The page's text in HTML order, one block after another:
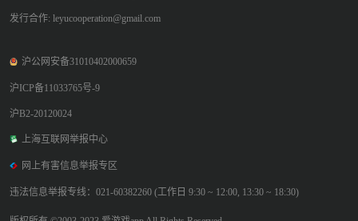
发行合作: leyucooperation@gmail.com
沪公网安备31010402000659
沪ICP备11033765号-9
沪B2-20120024
上海互联网举报中心
网上有害信息举报专区
违法信息举报专线：021-60382260 (工作日 9:30 ~ 12:00, 13:30 ~ 18:30)